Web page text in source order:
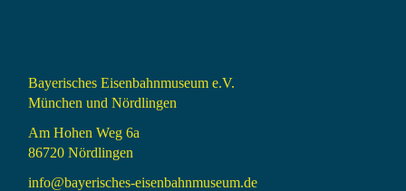
Bayerisches Eisenbahnmuseum e.V.
München und Nördlingen
Am Hohen Weg 6a
86720 Nördlingen
info@bayerisches-eisenbahnmuseum.de